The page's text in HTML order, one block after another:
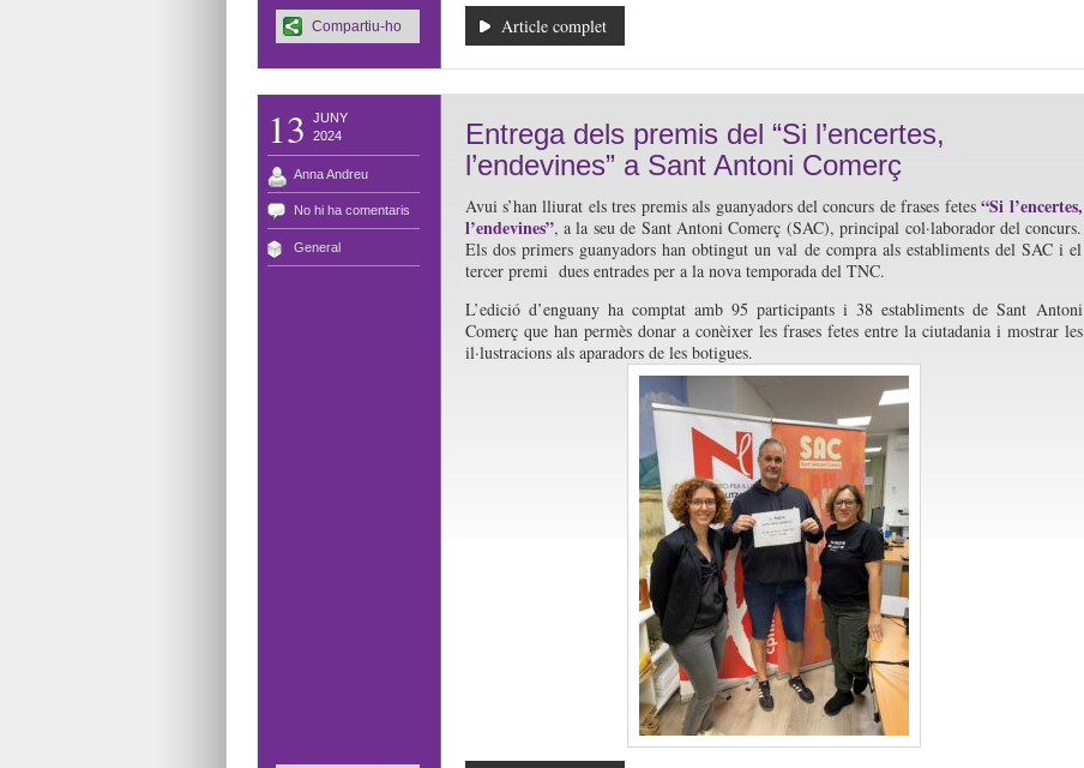
Article complet
Compartiu-ho
13
JUNY
2024
Anna Andreu
No hi ha comentaris
General
Entrega dels premis del “Si l’encertes,
l’endevines” a Sant Antoni Comerç
Avui s’han lliurat els tres premis als guanyadors del concurs de frases fetes“Si l’encertes,
l’endevines”, a la seu de Sant Antoni Comerç (SAC), principal col·laborador del concurs.
Els dos primers guanyadors han obtingut un val de compra als establiments del SAC i el
tercer premi dues entrades per a la nova temporada del TNC.
L’edició d’enguany ha comptat amb 95 participants i 38 establiments de Sant Antoni
Comerç que han permès donar a conèixer les frases fetes entre la ciutadania i mostrar les
il·lustracions als aparadors de les botigues.